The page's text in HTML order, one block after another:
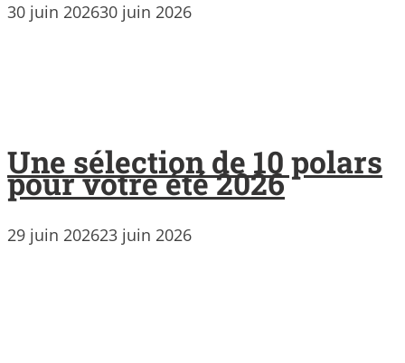
30 juin 202630 juin 2026
Une sélection de 10 polars
pour votre été 2026
29 juin 202623 juin 2026